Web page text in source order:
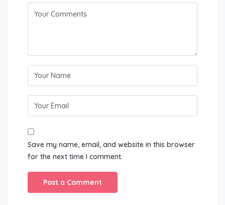
Save my name, email, and website in this browser
for the next time I comment.